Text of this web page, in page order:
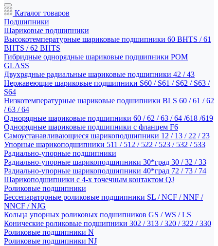
Каталог товаров
Подшипники
Шариковые подшипники
Высокотемпературные шариковые подшипники 60 BHTS / 61
BHTS / 62 BHTS
Гибридные однорядные шариковые подшипники POM
GLASS
Двухрядные радиальные шариковые подшипники 42 / 43
Нержавеющие шариковые подшипники S60 / S61 / S62 / S63 /
S64
Низкотемпературные шариковые подшипники BLS 60 / 61 / 62
/ 63 / 64
Однорядные шариковые подшипники 60 / 62 / 63 / 64 /618 /619
Однорядные шариковые подшипники с фланцем F6
Самоустанавливающиеся шарикоподшипники 12 / 13 / 22 / 23
Упорные шарикоподшипники 511 / 512 / 522 / 523 / 532 / 533
Радиально-упорные подшипники
Радиально-упорные шарикоподшипники 30*град 30 / 32 / 33
Радиально-упорные шарикоподшипники 40*град 72 / 73 / 74
Шарикоподшипники с 4-х точечным контактом QJ
Роликовые подшипники
Бессепараторные роликовые подшипники SL / NCF / NNF /
NNCF / NJG
Кольца упорных роликовых подшипников GS / WS / LS
Конические роликовые подшипники 302 / 313 / 320 / 322 / 330
Роликовые подшипники N
Роликовые подшипники NJ